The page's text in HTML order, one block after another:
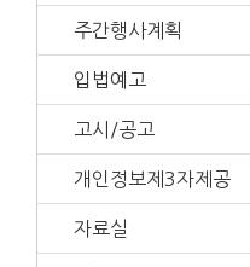
주간행사계획
입법예고
고시/공고
개인정보제3자제공
자료실